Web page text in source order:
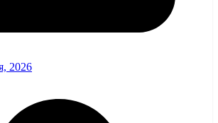
2026